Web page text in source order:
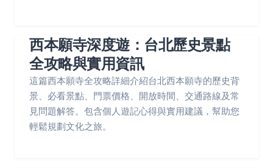
西本願寺深度遊：台北歷史景點
全攻略與實用資訊
這篇西本願寺全攻略詳細介紹台北西本願寺的歷史背
景、必看景點、門票價格、開放時間、交通路線及常
見問題解答。包含個人遊記心得與實用建議，幫助您
輕鬆規劃文化之旅。